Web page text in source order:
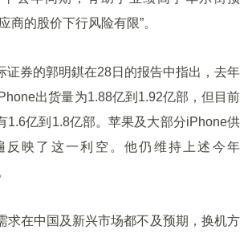
商的股价下行风险有限”。
证券的郭明錤在28日的报告中指出，去年
出货量为1.88亿到1.92亿部，但目前
1.6亿到1.8亿部。苹果及大部分iPhone供
反映了这一利空。他仍维持上述今年
求在中国及新兴市场都不及预期，换机方